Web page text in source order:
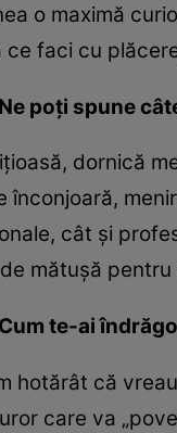
o maximă
ce faci cu
Ne poți spune
dornică
înconjoară,
cât și
mătușă
Cum te-ai
hotărât că
care va